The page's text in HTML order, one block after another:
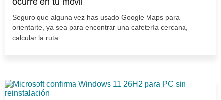
Seguro que alguna vez has usado Google Maps para
orientarte, ya sea para encontrar una cafetería cercana,
calcular la ruta...